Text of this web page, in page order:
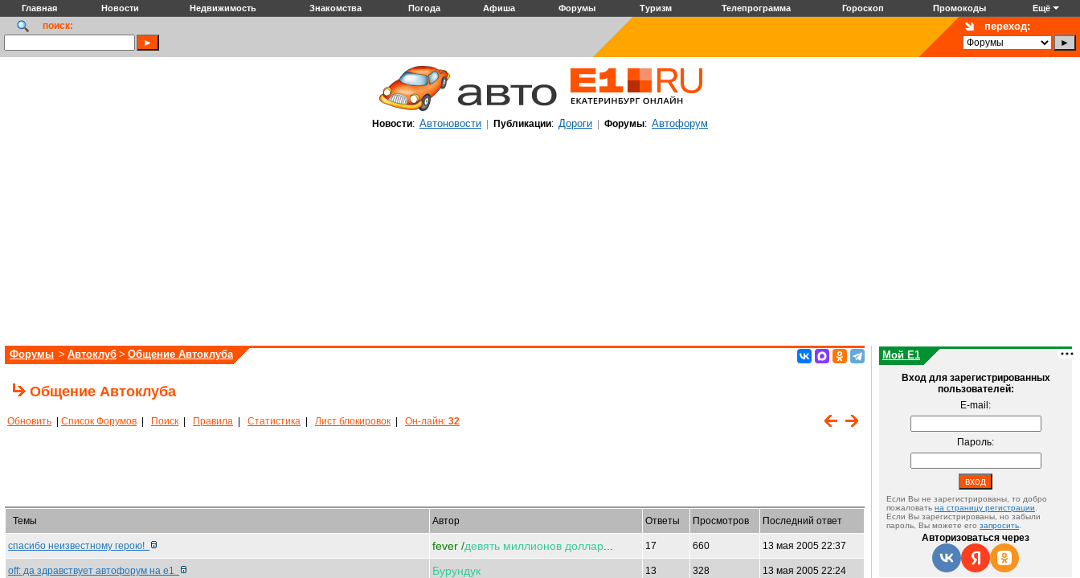
Главная Новости Недвижимость Знакомства Погода Афиша Форумы Туризм Телепрограмма Гороскоп Промокоды Ещё
поиск: переход:
Новости: Автоновости Публикации: Дороги Форумы: Автофорум
Форумы > Автоклуб > Общение Автоклуба
Общение Автоклуба
Обновить Список Форумов Поиск Правила Статистика Лист блокировок Он-лайн: 32
Темы Автор Ответы Просмотров Последний ответ
спасибо неизвестному герою! fever /девять миллионов доллар 17 660 13 мая 2005 22:37
off: да здравствует автофорум на e1 Бурундук 13 328 13 мая 2005 22:24
Мой E1
Вход для зарегистрированных
пользователей:
E-mail:
Пароль:
Если Вы не зарегистрированы, то добро
пожаловать на страницу регистрации
Если Вы зарегистрированы, но забыли
пароль, Вы можете его запросить
Авторизоваться через